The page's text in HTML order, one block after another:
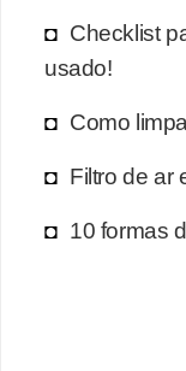
Checklist
usado!
Como
Filtro de ar
10 formas